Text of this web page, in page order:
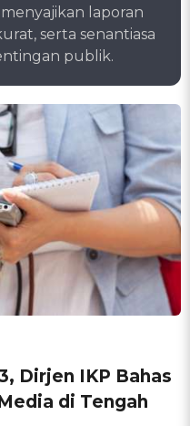
laporan
serta senantiasa
publik.
Dirjen IKP Bahas
di Tengah